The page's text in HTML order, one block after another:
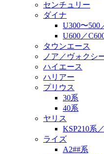
センチュリー
ダイナ
U300〜500
U600／
タウンエース
ノア／ヴォクシ
ハイエース
ハリアー
プリウス
30系
40系
ヤリス
KSP210系
ライズ
A2##系